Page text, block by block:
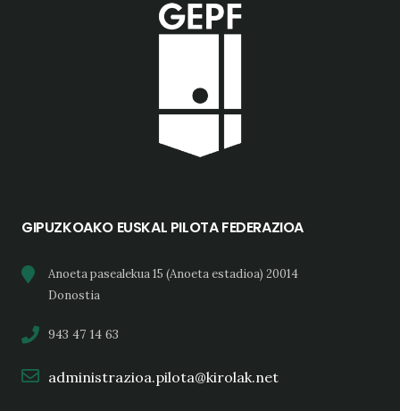
GIPUZKOAKO EUSKAL PILOTA FEDERAZIOA
Anoeta pasealekua 15 (Anoeta estadioa) 20014
Donostia
943 47 14 63
administrazioa.pilota@kirolak.net